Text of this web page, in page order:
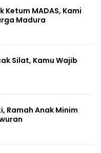
Ketum MADAS, Kami
Madura
Silat, Kamu Wajib
Ramah Anak Minim